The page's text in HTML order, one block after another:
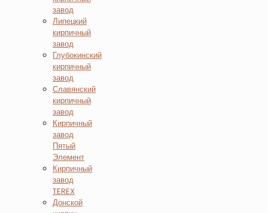
завод
Липецкий
кирпичный
завод
Глубокинский
кирпичный
завод
Славянский
кирпичный
завод
Кирпичный
завод
Пятый
Элемент
Кирпичный
завод
TEREX
Донской